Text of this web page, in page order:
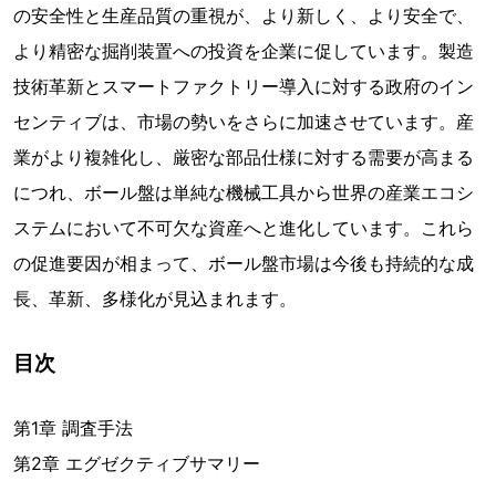
の安全性と生産品質の重視が、より新しく、より安全で、
より精密な掘削装置への投資を企業に促しています。製造
技術革新とスマートファクトリー導入に対する政府のイン
センティブは、市場の勢いをさらに加速させています。産
業がより複雑化し、厳密な部品仕様に対する需要が高まる
につれ、ボール盤は単純な機械工具から世界の産業エコシ
ステムにおいて不可欠な資産へと進化しています。これら
の促進要因が相まって、ボール盤市場は今後も持続的な成
長、革新、多様化が見込まれます。
目次
第1章 調査手法
第2章 エグゼクティブサマリー